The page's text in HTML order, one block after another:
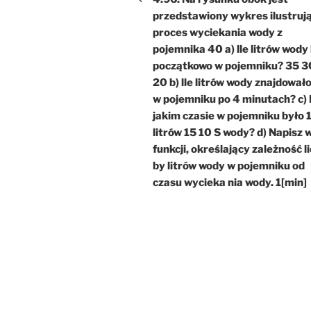
przedstawiony wykres
proces wyciekania wody z
pojemnika 40 a) lle litrów wody
początkowo w pojemniku? 35
20 b) lle litrów wody
w pojemniku po 4 minutach? c)
jakim czasie w pojemniku było
litrów 15 10 S wody? d) Napisz
funkcji, określający zależność
by litrów wody w pojemniku od
czasu wycieka nia wody. 1[min]